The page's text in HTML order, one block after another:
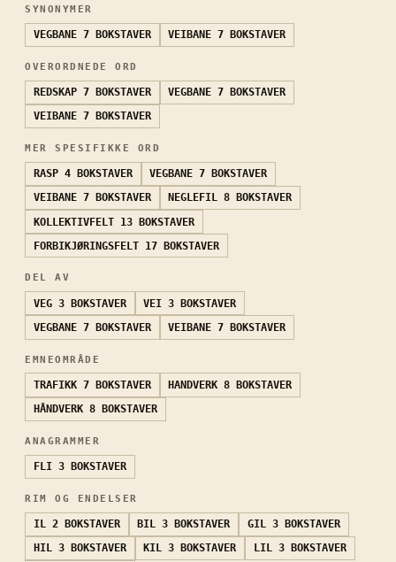
SYNONYMER
VEGBANE 7 BOKSTAVER VEIBANE 7 BOKSTAVER
OVERORDNEDE ORD
REDSKAP 7 BOKSTAVER VEGBANE 7 BOKSTAVER
VEIBANE 7 BOKSTAVER
MER SPESIFIKKE ORD
RASP 4 BOKSTAVER VEGBANE 7 BOKSTAVER
VEIBANE 7 BOKSTAVER NEGLEFIL 8 BOKSTAVER
KOLLEKTIVFELT 13 BOKSTAVER
FORBIKJØRINGSFELT 17 BOKSTAVER
DEL AV
VEG 3 BOKSTAVER VEI 3 BOKSTAVER
VEGBANE 7 BOKSTAVER VEIBANE 7 BOKSTAVER
EMNEOMRÅDE
TRAFIKK 7 BOKSTAVER HANDVERK 8 BOKSTAVER
HÅNDVERK 8 BOKSTAVER
ANAGRAMMER
FLI 3 BOKSTAVER
RIM OG ENDELSER
IL 2 BOKSTAVER BIL 3 BOKSTAVER GIL 3 BOKSTAVER
HIL 3 BOKSTAVER KIL 3 BOKSTAVER LIL 3 BOKSTAVER